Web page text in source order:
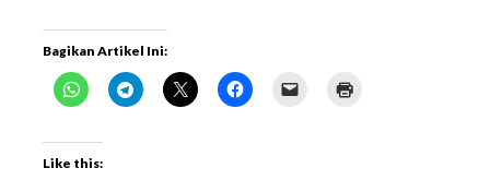
Bagikan Artikel Ini:
Like this: